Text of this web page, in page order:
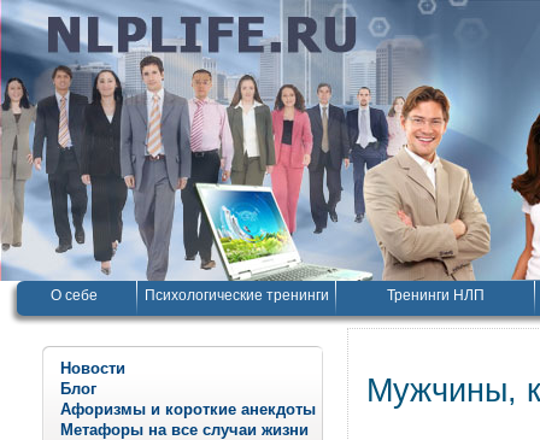
О себе Психологические тренинги Тренинги НЛП
Новости
Блог
Афоризмы и короткие анекдоты
Метафоры на все случаи жизни
Мужчины,